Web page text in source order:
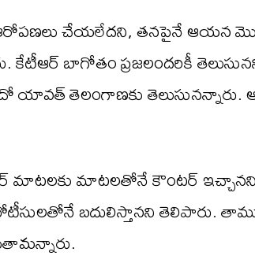
చేయలేదని, తనపైనే ఆయన
కేటీఆర్ బాగోతం ప్రజలందరికీ
యావత్ తెలంగాణకు తెలుసునన్నారు.
మాటలకు మాటలతోనే కౌంటర్
బదులిస్తానని తెలిపారు.